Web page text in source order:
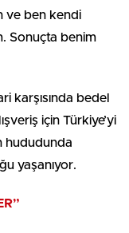
ve ben kendi
Sonuçta benim
karşısında bedel
için Türkiye’yi
hududunda
yaşanıyor.